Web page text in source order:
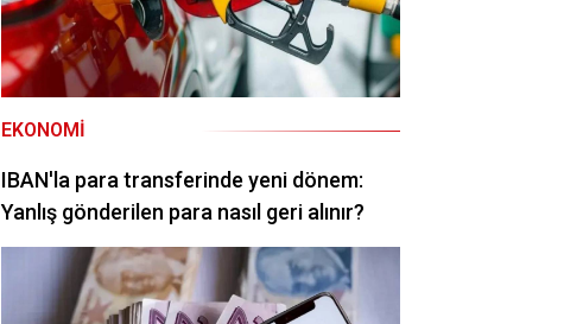
EKONOMI
IBAN'la para transferinde yeni dönem:
Yanlış gönderilen para nasıl geri alınır?